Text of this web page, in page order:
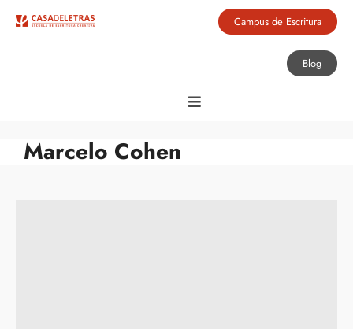
Campus de Escritura
Blog
Marcelo Cohen